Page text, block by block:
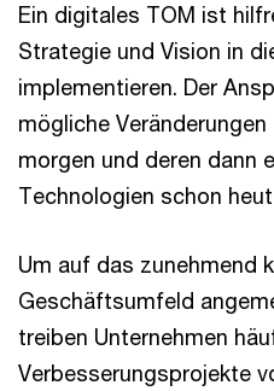
Ein digitales TOM ist
Strategie und Vision in
implementieren. Der
mögliche
morgen und deren dann
Technologien schon
Um auf das zunehmend
Geschäftsumfeld
treiben Unternehmen
Verbesserungsprojekte